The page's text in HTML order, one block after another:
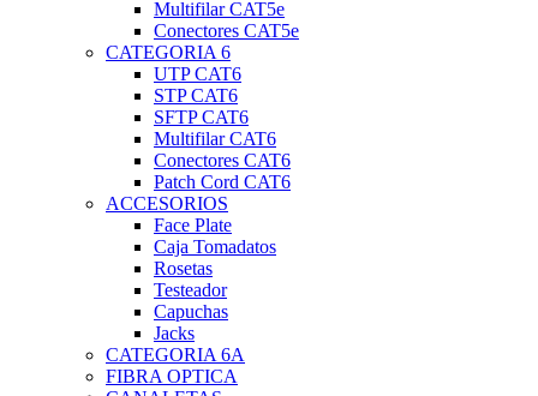
Multifilar CAT5e
Conectores CAT5e
CATEGORIA 6
UTP CAT6
STP CAT6
SFTP CAT6
Multifilar CAT6
Conectores CAT6
Patch Cord CAT6
ACCESORIOS
Face Plate
Caja Tomadatos
Rosetas
Testeador
Capuchas
Jacks
CATEGORIA 6A
FIBRA OPTICA